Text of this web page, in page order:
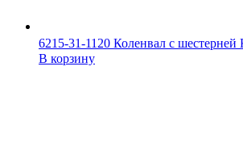
6215-31-1120 Коленвал с шестерней
В корзину